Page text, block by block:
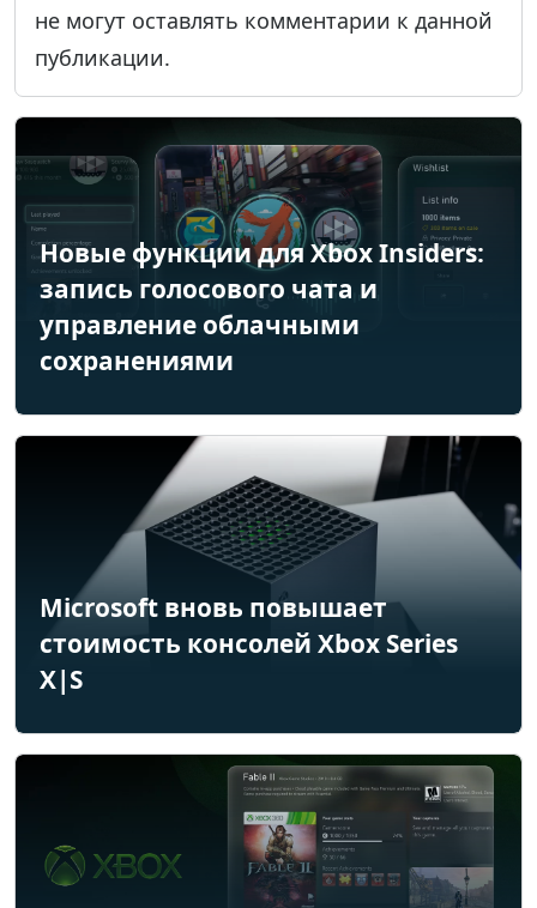
не могут оставлять комментарии к данной
публикации.
Новые функции для Xbox Insiders:
запись голосового чата и
управление облачными
сохранениями
Microsoft вновь повышает
стоимость консолей Xbox Series
X|S